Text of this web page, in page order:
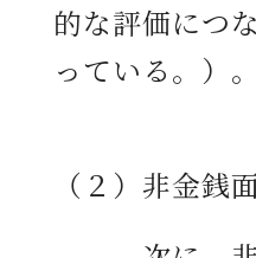
的な評価につ
っている。）。
（２）非金銭